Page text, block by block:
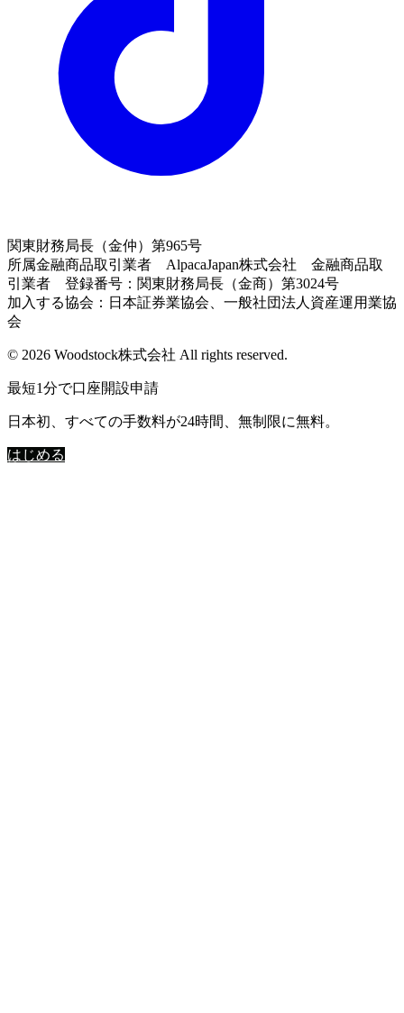
関東財務局長（金仲）第965号
所属金融商品取引業者 AlpacaJapan株式会社 金融商品取
引業者 登録番号：関東財務局長（金商）第3024号
加入する協会：日本証券業協会、一般社団法人資産運用業協
会
© 2026 Woodstock株式会社 All rights reserved.
最短1分で口座開設申請
日本初、すべての手数料が24時間、無制限に無料。
はじめる